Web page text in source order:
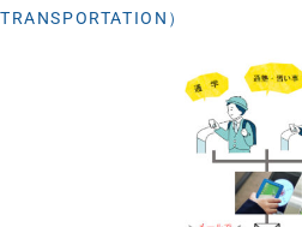
TRANSPORTATION）